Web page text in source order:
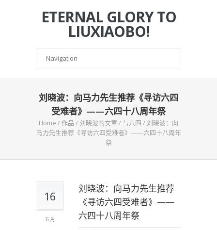
ETERNAL GLORY TO
LIUXIAOBO!
刘晓波：向马力先生推荐《寻访六四
受难者》——六四十八周年祭
Home /作品 /刘晓波的文章/ 与六四 /刘晓波：向
马力先生推荐《寻访六四受难者》——六四十八周年
祭
16
五月
刘晓波：向马力先生推荐
《寻访六四受难者》——
六四十八周年祭